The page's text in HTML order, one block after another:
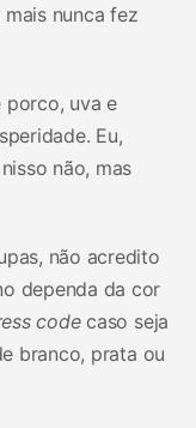
nunca fez
porco, uva e
Eu,
não, mas
não acredito
dependa da cor
codecaso seja
branco, prata ou